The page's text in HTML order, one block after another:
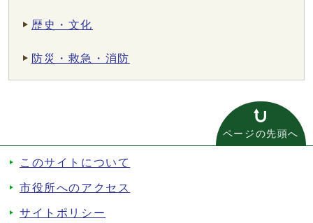
歴史・文化
防災・救急・消防
ページの先頭へ
このサイトについて
市役所へのアクセス
サイトポリシー